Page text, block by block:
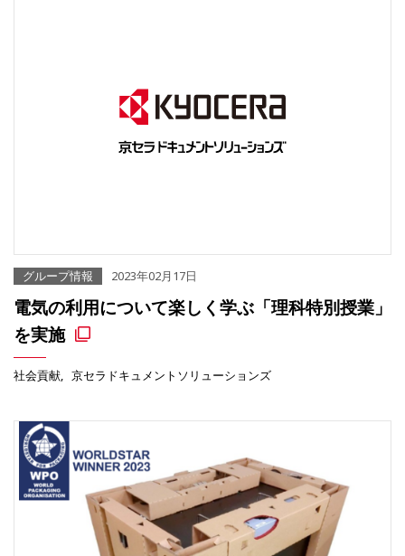
グループ情報 2023年02月17日
電気の利用について楽しく学ぶ「理科特別授業」
を実施
社会貢献 京セラドキュメントソリューションズ